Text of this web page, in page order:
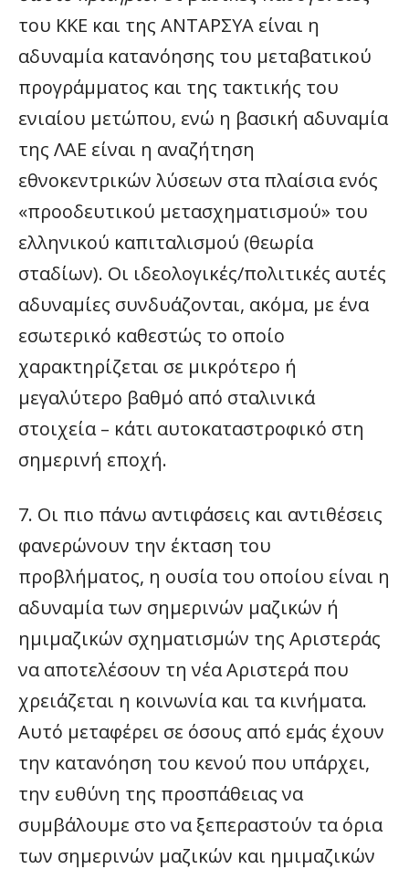
του ΚΚΕ και της ΑΝΤΑΡΣΥΑ είναι η
αδυναμία κατανόησης του μεταβατικού
προγράμματος και της τακτικής του
ενιαίου μετώπου, ενώ η βασική αδυναμία
της ΛΑΕ είναι η αναζήτηση
εθνοκεντρικών λύσεων στα πλαίσια ενός
«προοδευτικού μετασχηματισμού» του
ελληνικού καπιταλισμού (θεωρία
σταδίων). Οι ιδεολογικές/πολιτικές αυτές
αδυναμίες συνδυάζονται, ακόμα, με ένα
εσωτερικό καθεστώς το οποίο
χαρακτηρίζεται σε μικρότερο ή
μεγαλύτερο βαθμό από σταλινικά
στοιχεία – κάτι αυτοκαταστροφικό στη
σημερινή εποχή.
7. Οι πιο πάνω αντιφάσεις και αντιθέσεις
φανερώνουν την έκταση του
προβλήματος, η ουσία του οποίου είναι η
αδυναμία των σημερινών μαζικών ή
ημιμαζικών σχηματισμών της Αριστεράς
να αποτελέσουν τη νέα Αριστερά που
χρειάζεται η κοινωνία και τα κινήματα.
Αυτό μεταφέρει σε όσους από εμάς έχουν
την κατανόηση του κενού που υπάρχει,
την ευθύνη της προσπάθειας να
συμβάλουμε στο να ξεπεραστούν τα όρια
των σημερινών μαζικών και ημιμαζικών